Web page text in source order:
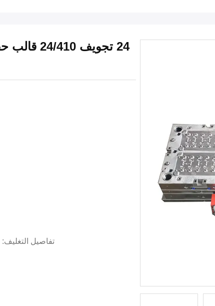
تفاصيل التغليف: